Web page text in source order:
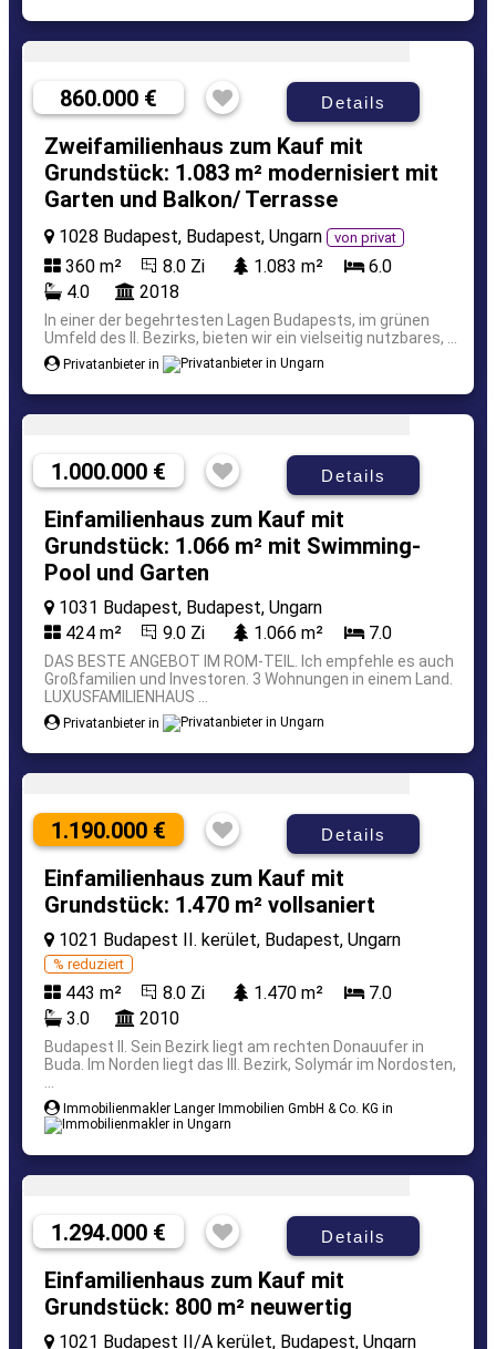
860.000 € Details
Zweifamilienhaus zum Kauf mit
Grundstück: 1.083 m² modernisiert mit
Garten und Balkon/ Terrasse
1028 Budapest, Budapest, Ungarn von privat
360 m² 8.0 Zi 1.083 m²
6.0
4.0
2018
In einer der begehrtesten Lagen Budapests, im grünen
Umfeld des II. Bezirks, bieten wir ein vielseitig nutzbares, ...
Privatanbieter in
1.000.000 € Details
Einfamilienhaus zum Kauf mit
Grundstück: 1.066 m² mit Swimming-
Pool und Garten
1031 Budapest, Budapest, Ungarn
424 m²
9.0 Zi 1.066 m² 7.0
DAS BESTE ANGEBOT IM ROM-TEIL. Ich empfehle es auch
Großfamilien und Investoren. 3 Wohnungen in einem Land.
LUXUSFAMILIENHAUS ...
Privatanbieter in
1.190.000 € Details
Einfamilienhaus zum Kauf mit
Grundstück: 1.470 m² vollsaniert
1021 Budapest II. kerület, Budapest, Ungarn
% reduziert
443 m² 8.0 Zi 1.470 m²
7.0
3.0
2010
Budapest II. Sein Bezirk liegt am rechten Donauufer in
Buda. Im Norden liegt das III. Bezirk, Solymár im Nordosten,
Immobilienmakler Langer Immobilien GmbH & Co. KG in
1.294.000 € Details
Einfamilienhaus zum Kauf mit
Grundstück: 800 m² neuwertig
1021 Budapest II/A kerület, Budapest, Ungarn